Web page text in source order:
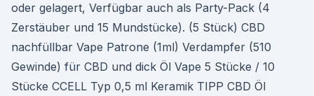
oder gelagert, Verfügbar auch als Party-Pack (4
Zerstäuber und 15 Mundstücke). (5 Stück) CBD
nachfüllbar Vape Patrone (1ml) Verdampfer (510
Gewinde) für CBD und dick Öl Vape 5 Stücke / 10
Stücke CCELL Typ 0,5 ml Keramik TIPP CBD Öl